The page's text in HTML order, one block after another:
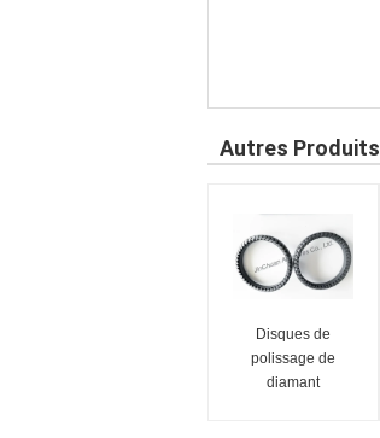
Autres Produits
Disques de
polissage de
diamant